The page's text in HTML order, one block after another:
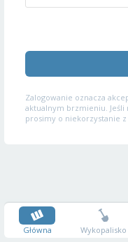
Zalogowanie oznacza
aktualnym brzmieniu. Jeśli
prosimy o niekorzystanie z
Główna Wykopalisko